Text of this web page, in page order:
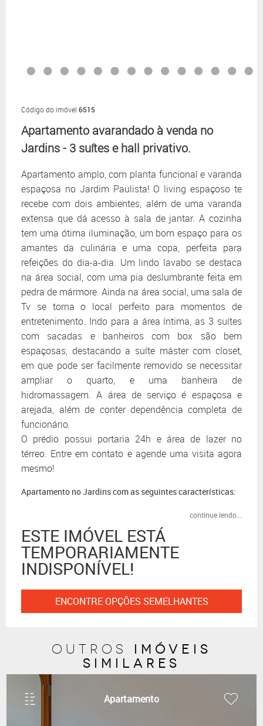
Código do imóvel6515
Apartamento avarandado à venda no
Jardins - 3 suítes e hall privativo.
Apartamento amplo, com planta funcional e varanda
espaçosa no Jardim Paulista! O living espaçoso te
recebe com dois ambientes, além de uma varanda
extensa que dá acesso à sala de jantar. A cozinha
tem uma ótima iluminação, um bom espaço para os
amantes da culinária e uma copa, perfeita para
refeições do dia-a-dia. Um lindo lavabo se destaca
na área social, com uma pia deslumbrante feita em
pedra de mármore. Ainda na área social, uma sala de
Tv se torna o local perfeito para momentos de
entretenimento. Indo para a área íntima, as 3 suítes
com sacadas e banheiros com box são bem
espaçosas, destacando a suíte máster com closet,
em que pode ser facilmente removido se necessitar
ampliar o quarto, e uma banheira de
hidromassagem. A área de serviço é espaçosa e
arejada, além de conter dependência completa de
funcionário.
O prédio possui portaria 24h e área de lazer no
térreo. Entre em contato e agende uma visita agora
mesmo!
Apartamento no Jardins com as seguintes características:
continue lendo...
ESTE IMÓVEL ESTÁ
TEMPORARIAMENTE
INDISPONÍVEL!
ENCONTRE OPÇÕES SEMELHANTES
outros imóveis
similares
Apartamento